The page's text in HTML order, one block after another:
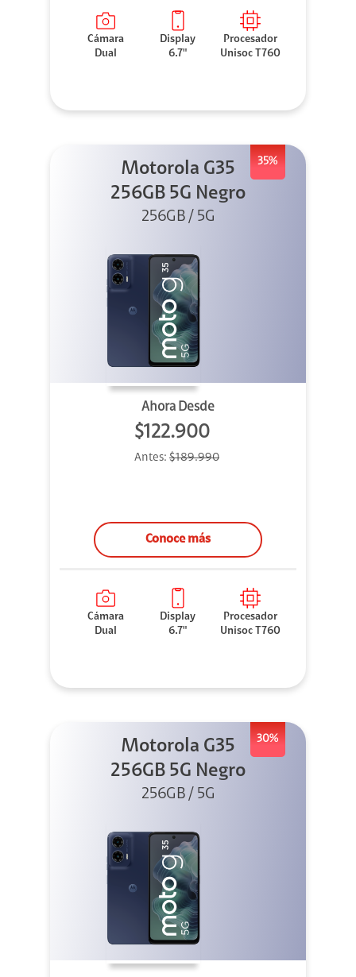
Cámara
Dual
Display
6.7"
Procesador
Unisoc T760
35%
Motorola G35
256GB 5G Negro
256GB / 5G
Ahora Desde
$122.900
Antes: $189.990
Conoce más
Cámara
Dual
Display
6.7"
Procesador
Unisoc T760
30%
Motorola G35
256GB 5G Negro
256GB / 5G